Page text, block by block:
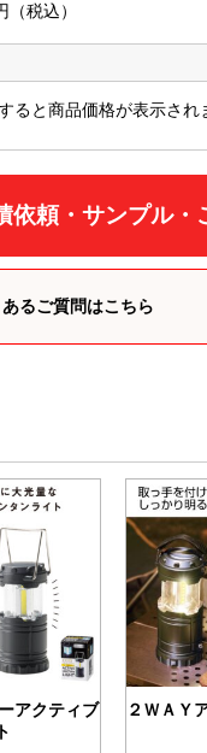
（税込）
ると商品価格が表示され
依頼・サンプル
あるご質問はこちら
アクティブ
２ＷＡＹ